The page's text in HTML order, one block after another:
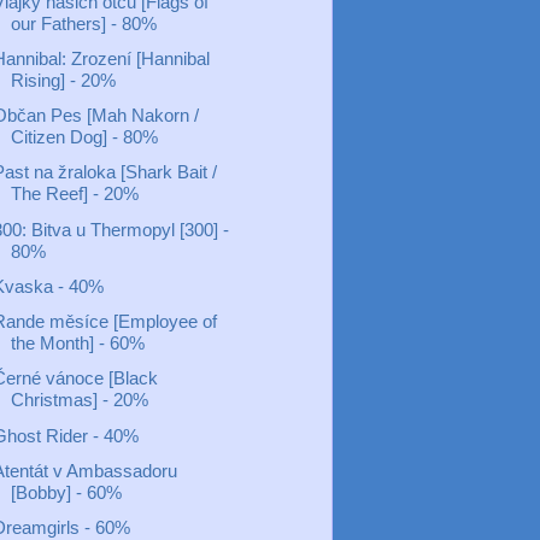
our Fathers] - 80%
Zrození [Hannibal
Rising] - 20%
Pes [Mah Nakorn /
Citizen Dog] - 80%
na žraloka [Shark Bait /
The Reef] - 20%
Bitva u Thermopyl [300] -
80%
- 40%
měsíce [Employee of
the Month] - 60%
vánoce [Black
Christmas] - 20%
Rider - 40%
v Ambassadoru
[Bobby] - 60%
- 60%